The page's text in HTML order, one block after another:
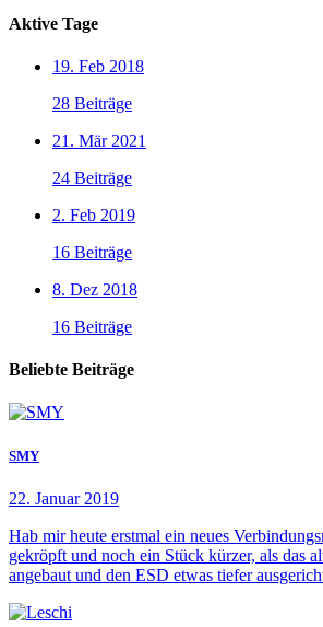
Aktive Tage
19. Feb 2018
28 Beiträge
21. Mär 2021
24 Beiträge
2. Feb 2019
16 Beiträge
8. Dez 2018
16 Beiträge
Beliebte Beiträge
SMY
22. Januar 2019
Hab mir heute erstmal ein neues
gekröpft und noch ein Stück kürzer, als das
angebaut und den ESD etwas tiefer